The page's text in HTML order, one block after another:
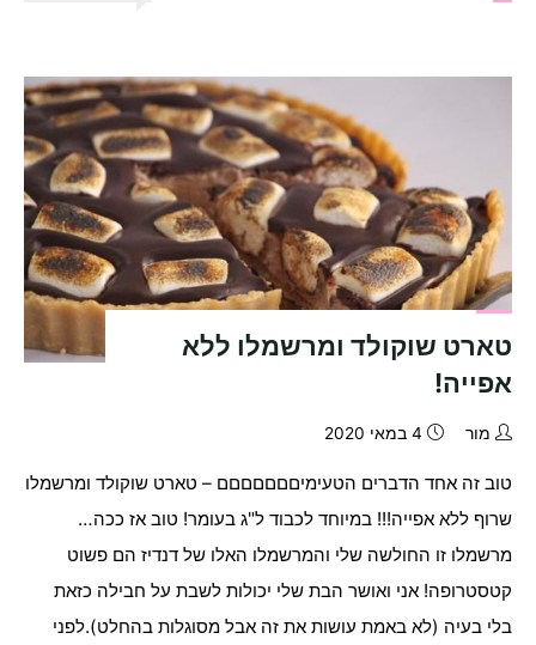
טבעונית
טארט שוקולד ומרשמלו ללא
אפייה!
מור 4 במאי 2020
טוב זה אחד הדברים הטעימיםםםםםםם – טארט שוקולד ומרשמלו
שרוף ללא אפייה!!! במיוחד לכבוד ל"ג בעומר! טוב אז ככה…
מרשמלו זו החולשה שלי והמרשמלו האלו של דנדיז הם פשוט
קטסטרופה! אני ואושר הבת שלי יכולות לשבת על חבילה כזאת
בלי בעיה (לא באמת עושות את זה אבל מסוגלות בהחלט).לפני